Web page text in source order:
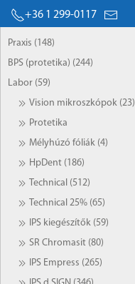
+36 1 299-0117
Praxis (148)
BPS (protetika) (244)
Labor (59)
Vision mikroszkópok (23)
Protetika
Mélyhúzó fóliák (4)
HpDent (186)
Technical (512)
Technical 25% (65)
IPS kiegészítők (59)
SR Chromasit (80)
IPS Empress (265)